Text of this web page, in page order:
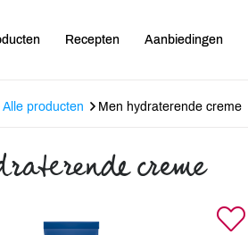
Recepten Aanbiedingen
Alle producten Men hydraterende creme
creme